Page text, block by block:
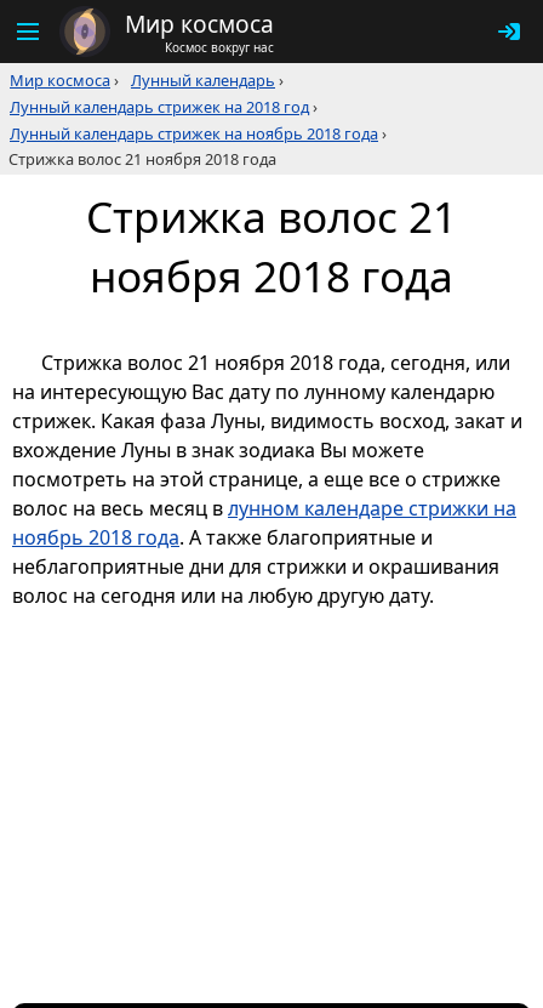
Мир космоса
Космос вокруг нас
Мир космоса› Лунный календарь ›
Лунный календарь стрижек на 2018 год›
Лунный календарь стрижек на ноябрь 2018 года›
Стрижка волос 21 ноября 2018 года
Стрижка волос 21
ноября 2018 года
Стрижка волос 21 ноября 2018 года, сегодня, или
на интересующую Вас дату по лунному календарю
стрижек. Какая фаза Луны, видимость восход, закат и
вхождение Луны в знак зодиака Вы можете
посмотреть на этой странице, а еще все о стрижке
волос на весь месяц влунном календаре стрижки на
ноябрь 2018 года. А также благоприятные и
неблагоприятные дни для стрижки и окрашивания
волос на сегодня или на любую другую дату.